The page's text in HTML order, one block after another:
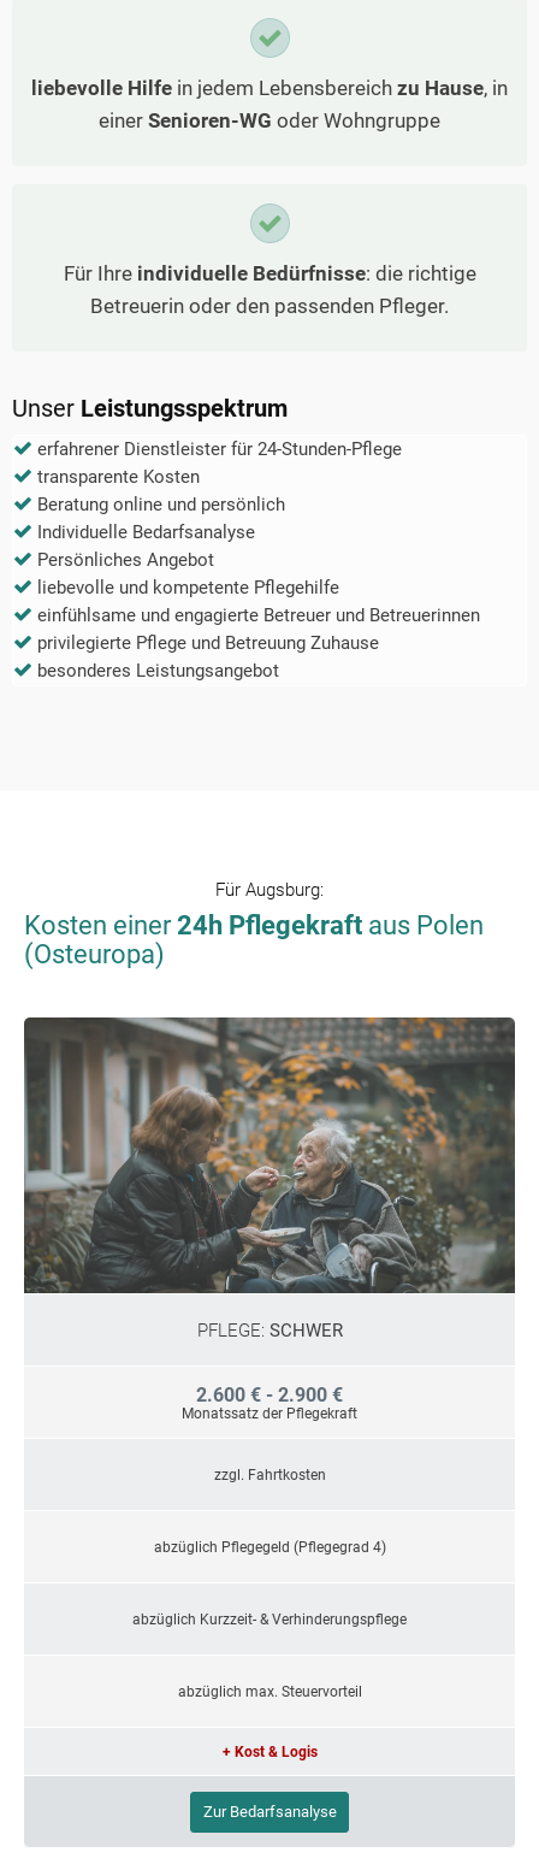
liebevolle Hilfe in jedem Lebensbereich zu Hause, in
einer Senioren-WG oder Wohngruppe
Für Ihre individuelle Bedürfnisse: die richtige
Betreuerin oder den passenden Pfleger.
Unser Leistungsspektrum
erfahrener Dienstleister für 24-Stunden-Pflege
transparente Kosten
Beratung online und persönlich
Individuelle Bedarfsanalyse
Persönliches Angebot
liebevolle und kompetente Pflegehilfe
einfühlsame und engagierte Betreuer und Betreuerinnen
privilegierte Pflege und Betreuung Zuhause
besonderes Leistungsangebot
Für Augsburg:
Kosten einer24h Pflegekraft aus Polen
(Osteuropa)
PFLEGE: SCHWER
2.600 € - 2.900 €
Monatssatz der Pflegekraft
zzgl. Fahrtkosten
abzüglich Pflegegeld (Pflegegrad 4)
abzüglich Kurzzeit- & Verhinderungspflege
abzüglich max. Steuervorteil
+ Kost & Logis
Zur Bedarfsanalyse